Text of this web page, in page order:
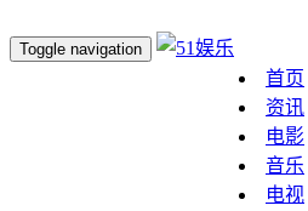
Toggle navigation
首页
资讯
电影
音乐
电视